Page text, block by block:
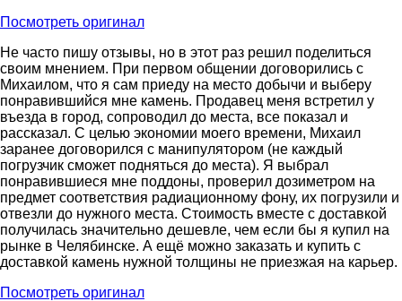
Посмотреть оригинал
Не часто пишу отзывы, но в этот раз решил поделиться
своим мнением. При первом общении договорились с
Михаилом, что я сам приеду на место добычи и выберу
понравившийся мне камень. Продавец меня встретил у
въезда в город, сопроводил до места, все показал и
рассказал. С целью экономии моего времени, Михаил
заранее договорился с манипулятором (не каждый
погрузчик сможет подняться до места). Я выбрал
понравившиеся мне поддоны, проверил дозиметром на
предмет соответствия радиационному фону, их погрузили и
отвезли до нужного места. Стоимость вместе с доставкой
получилась значительно дешевле, чем если бы я купил на
рынке в Челябинске. А ещё можно заказать и купить с
доставкой камень нужной толщины не приезжая на карьер.
Посмотреть оригинал